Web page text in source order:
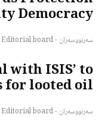
Democracy
سەرنووسەران - Editorial board
with ISIS’ to
for looted oil
سەرنووسەران - Editorial board